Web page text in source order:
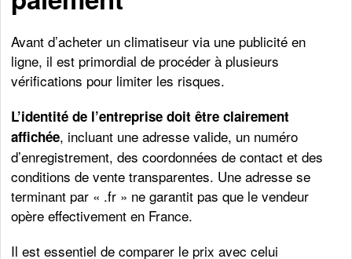
Avant d’acheter un climatiseur via une publicité en
ligne, il est primordial de procéder à plusieurs
vérifications pour limiter les risques.
L’identité de l’entreprise doit être clairement
affichée, incluant une adresse valide, un numéro
d’enregistrement, des coordonnées de contact et des
conditions de vente transparentes. Une adresse se
terminant par « .fr » ne garantit pas que le vendeur
opère effectivement en France.
Il est essentiel de comparer le prix avec celui